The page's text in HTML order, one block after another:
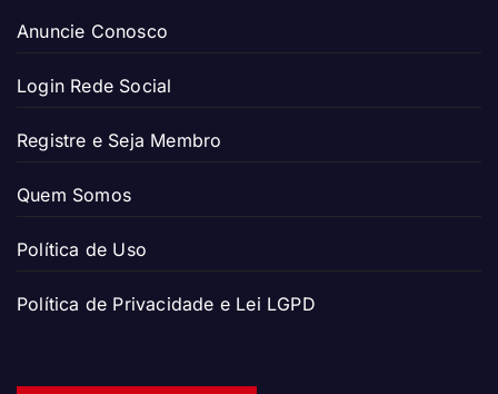
Anuncie Conosco
Login Rede Social
Registre e Seja Membro
Quem Somos
Política de Uso
Política de Privacidade e Lei LGPD